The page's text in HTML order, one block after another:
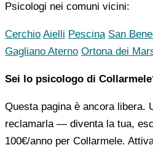
Psicologi nei comuni vicini:
Cerchio Aielli Pescina San
Gagliano Aterno Ortona dei
Sei lo psicologo di
Questa pagina è ancora libera.
reclamarla — diventa la tua,
100€/anno per Collarmele.